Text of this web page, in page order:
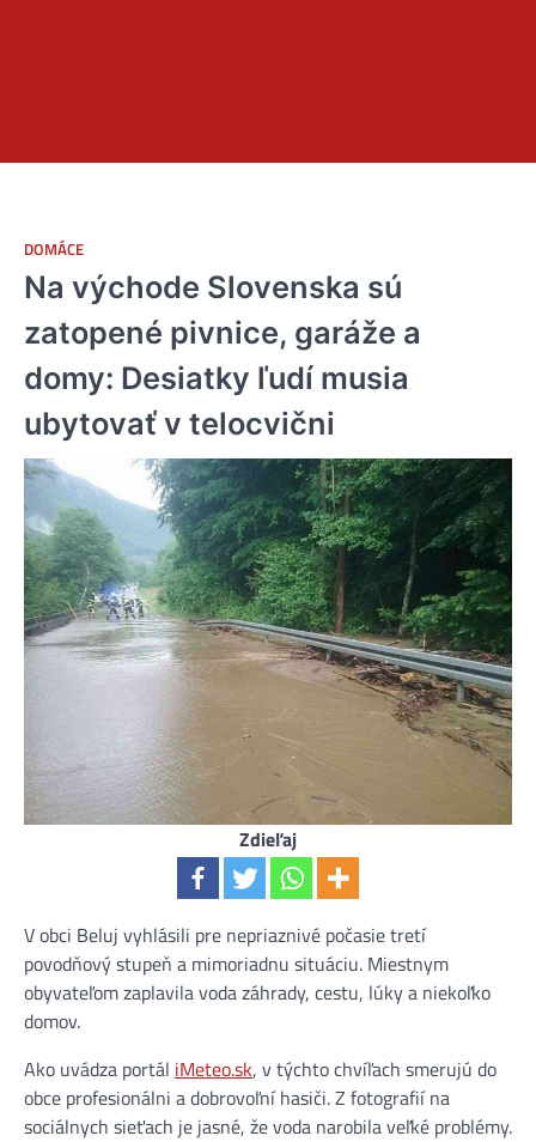
DOMÁCE
Na východe Slovenska sú
zatopené pivnice, garáže a
domy: Desiatky ľudí musia
ubytovať v telocvični
Zdieľaj
V obci Beluj vyhlásili pre nepriaznivé počasie tretí
povodňový stupeň a mimoriadnu situáciu. Miestnym
obyvateľom zaplavila voda záhrady, cestu, lúky a niekoľko
domov.
Ako uvádza portál iMeteo.sk, v týchto chvíľach smerujú do
obce profesionálni a dobrovoľní hasiči. Z fotografií na
sociálnych sieťach je jasné, že voda narobila veľké problémy.